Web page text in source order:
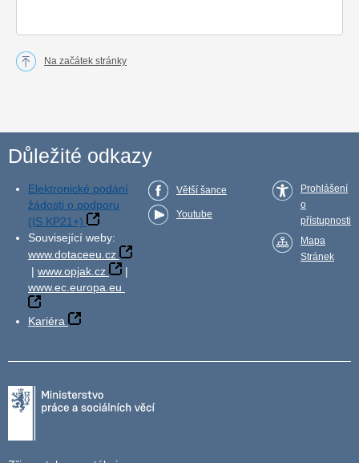
Na začátek stránky
Důležité odkazy
Elektronické podání
žádosti o podporu
(IS KP21+)
Související weby:
www.dotaceeu.cz
| www.opjak.cz
|
www.ec.europa.eu
Kariéra
Větší šance
Youtube
Prohlášení
o
přístupnosti
Mapa
Stránek